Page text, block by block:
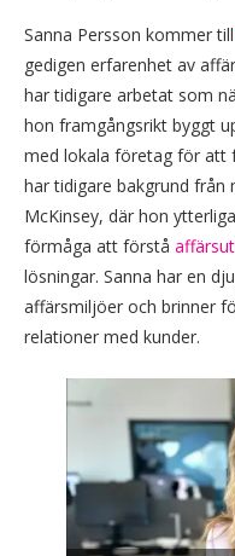
Sanna Persson kommer till
gedigen erfarenhet av
har tidigare arbetat som
hon framgångsrikt byggt
med lokala företag för att
har tidigare bakgrund från
McKinsey, där hon
förmåga att förstå
lösningar. Sanna har en
affärsmiljöer och brinner
relationer med kunder.